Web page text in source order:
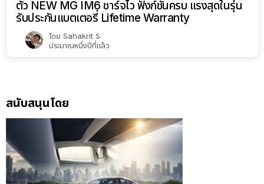
ตัว NEW MG IM6 ชาร์จไว ฟังก์ชันครบ แรงสุดในรุ่น
รับประกันแบตเตอรี่ Lifetime Warranty
โดย Sahakrit S
ประมาณหนึ่งปีที่แล้ว
สนับสนุนโดย